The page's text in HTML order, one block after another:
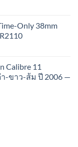
Only 38mm
Calibre 11
ำ-ขาว-ส้ม ปี 2006 —